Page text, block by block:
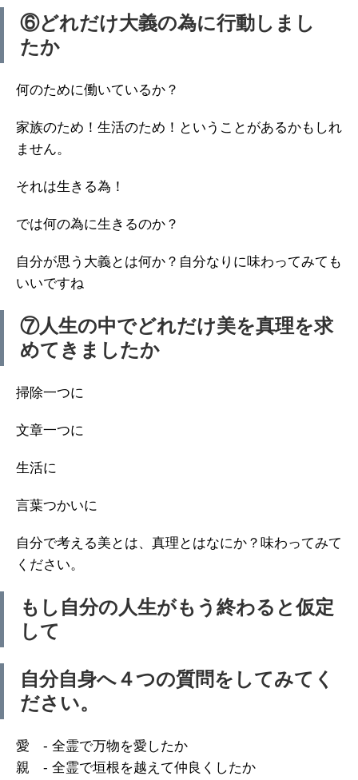
⑥どれだけ大義の為に行動しまし
たか
何のために働いているか？
家族のため！生活のため！ということがあるかもしれ
ません。
それは生きる為！
では何の為に生きるのか？
自分が思う大義とは何か？自分なりに味わってみても
いいですね
⑦人生の中でどれだけ美を真理を求
めてきましたか
掃除一つに
文章一つに
生活に
言葉つかいに
自分で考える美とは、真理とはなにか？味わってみて
ください。
もし自分の人生がもう終わると仮定
して
自分自身へ４つの質問をしてみてく
ださい。
愛 - 全霊で万物を愛したか
親 - 全霊で垣根を越えて仲良くしたか